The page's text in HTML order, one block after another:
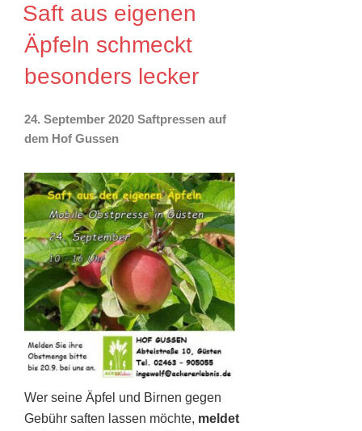
Saft aus eigenen
Äpfeln schmeckt
besonders lecker
24. September 2020 Saftpressen auf
dem Hof Gussen
Wer seine Äpfel und Birnen gegen
Gebühr saften lassen möchte, meldet